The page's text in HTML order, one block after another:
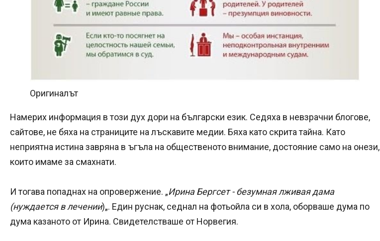
Оригиналът
Намерих информация в този дух дори на български език. Седяха в невзрачни блогове,
сайтове, не бяха на страниците на лъскавите медии. Бяха като скрита тайна. Като
неприятна истина завряна в ъгъла на общественото внимание, достояние само на онези,
които имаме за смахнати.
И тогава попаднах на опровержение. „Ирина Бергсет - безумная лживая дама
(нуждается в лечении)„. Един руснак, седнал на фотьойла си в хола, оборваше дума по
дума казаното от Ирина. Свидетелстваше от Норвегия.